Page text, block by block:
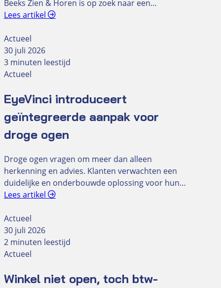
Beeks Zien & Horen is op zoek naar een…
Lees artikel
Actueel
30 juli 2026
3 minuten leestijd
Actueel
EyeVinci introduceert
geïntegreerde aanpak voor
droge ogen
Droge ogen vragen om meer dan alleen
herkenning en advies. Klanten verwachten een
duidelijke en onderbouwde oplossing voor hun…
Lees artikel
Actueel
30 juli 2026
2 minuten leestijd
Actueel
Winkel niet open, toch btw-